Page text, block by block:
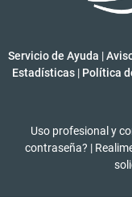
Servicio de Ayuda |
Estadísticas | Política
Uso profesional y
contraseña? |